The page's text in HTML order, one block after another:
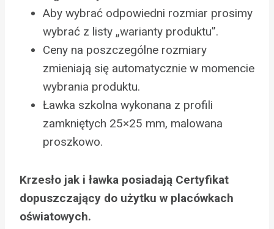
Aby wybrać odpowiedni rozmiar prosimy
wybrać z listy „warianty produktu”.
Ceny na poszczególne rozmiary
zmieniają się automatycznie w momencie
wybrania produktu.
Ławka szkolna wykonana z profili
zamkniętych 25×25 mm, malowana
proszkowo.
Krzesło jak i ławka posiadają Certyfikat
dopuszczający do użytku w placówkach
oświatowych.